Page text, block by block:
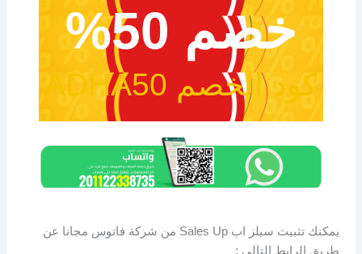
خصم 50%
كود الخصم ADHA50
يمكنك تثبيت سيلز اب Sales Up من شركة فاتوس مجانا عن
طريق الرابط التالي :